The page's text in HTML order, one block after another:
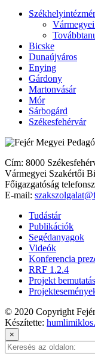
Bicske
Dunaújváros
Enying
Gárdony
Martonvásár
Mór
Sárbogárd
Székesfehérvár
Cím: 8000
Vármegyei Szakértői
Főigazgatóság
E-mail:
Tudástár
Publikációk
Segédanyagok
Videók
Konferencia
RRF 1.2.4
Projekt
© 2020 Copyright
Készítette:
×